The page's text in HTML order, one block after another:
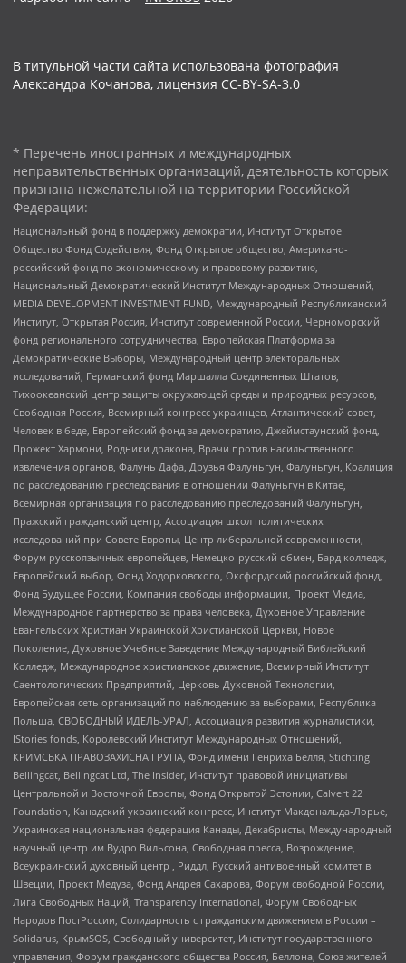
В титульной части сайта использована фотография
Александра Кочанова, лицензия CC-BY-SA-3.0
* Перечень иностранных и международных
неправительственных организаций, деятельность которых
признана нежелательной на территории Российской
Федерации:
Национальный фонд в поддержку демократии, Институт Открытое
Общество Фонд Содействия, Фонд Открытое общество, Американо-
российский фонд по экономическому и правовому развитию,
Национальный Демократический Институт Международных Отношений,
MEDIA DEVELOPMENT INVESTMENT FUND, Международный Республиканский
Институт, Открытая Россия, Институт современной России, Черноморский
фонд регионального сотрудничества, Европейская Платформа за
Демократические Выборы, Международный центр электоральных
исследований, Германский фонд Маршалла Соединенных Штатов,
Тихоокеанский центр защиты окружающей среды и природных ресурсов,
Свободная Россия, Всемирный конгресс украинцев, Атлантический совет,
Человек в беде, Европейский фонд за демократию, Джеймстаунский фонд,
Прожект Хармони, Родники дракона, Врачи против насильственного
извлечения органов, Фалунь Дафа, Друзья Фалуньгун, Фалуньгун, Коалиция
по расследованию преследования в отношении Фалуньгун в Китае,
Всемирная организация по расследованию преследований Фалуньгун,
Пражский гражданский центр, Ассоциация школ политических
исследований при Совете Европы, Центр либеральной современности,
Форум русскоязычных европейцев, Немецко-русский обмен, Бард колледж,
Европейский выбор, Фонд Ходорковского, Оксфордский российский фонд,
Фонд Будущее России, Компания свободы информации, Проект Медиа,
Международное партнерство за права человека, Духовное Управление
Евангельских Христиан Украинской Христианской Церкви, Новое
Поколение, Духовное Учебное Заведение Международный Библейский
Колледж, Международное христианское движение, Всемирный Институт
Саентологических Предприятий, Церковь Духовной Технологии,
Европейская сеть организаций по наблюдению за выборами, Республика
Польша, СВОБОДНЫЙ ИДЕЛЬ-УРАЛ, Ассоциация развития журналистики,
IStories fonds, Королевский Институт Международных Отношений,
КРИМСЬКА ПРАВОЗАХИСНА ГРУПА, Фонд имени Генриха Бёлля, Stichting
Bellingcat, Bellingcat Ltd, The Insider, Институт правовой инициативы
Центральной и Восточной Европы, Фонд Открытой Эстонии, Calvert 22
Foundation, Канадский украинский конгресс, Институт Макдональда-Лорье,
Украинская национальная федерация Канады, Декабристы, Международный
научный центр им Вудро Вильсона, Свободная пресса, Возрождение,
Всеукраинский духовный центр , Риддл, Русский антивоенный комитет в
Швеции, Проект Медуза, Фонд Андрея Сахарова, Форум свободной России,
Лига Свободных Наций, Transparеncy International, Форум Свободных
Народов ПостРоссии, Солидарность с гражданским движением в России –
Solidarus, КрымSOS, Свободный университет, Институт государственного
управления, Форум гражданского общества Россия, Беллона, Союз жителей